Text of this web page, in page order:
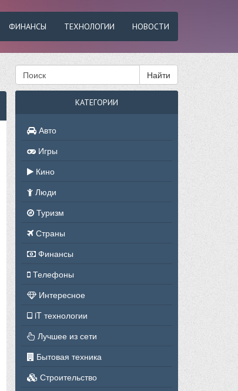
ФИНАНСЫ ТЕХНОЛОГИИ НОВОСТИ
Найти
КАТЕГОРИИ
Авто
Игры
Кино
Люди
Туризм
Страны
Финансы
Телефоны
Интересное
iT технологии
Лучшее из сети
Бытовая техника
Строительство